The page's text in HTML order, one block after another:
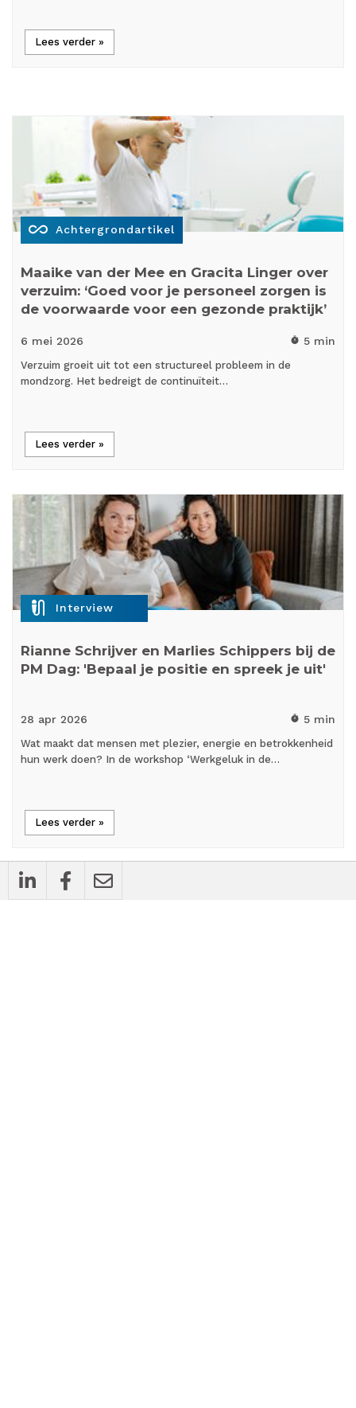
Lees verder »
all_inclusive Achtergrondartikel
Maaike van der Mee en Gracita Linger over
verzuim: ‘Goed voor je personeel zorgen is
de voorwaarde voor een gezonde praktijk’
6 mei 2026 timer 5 min
Verzuim groeit uit tot een structureel probleem in de
mondzorg. Het bedreigt de continuïteit…
Lees verder »
mic_external_on Interview
Rianne Schrijver en Marlies Schippers bij de
PM Dag: 'Bepaal je positie en spreek je uit'
28 apr 2026 timer 5 min
Wat maakt dat mensen met plezier, energie en betrokkenheid
hun werk doen? In de workshop ‘Werkgeluk in de…
Lees verder »